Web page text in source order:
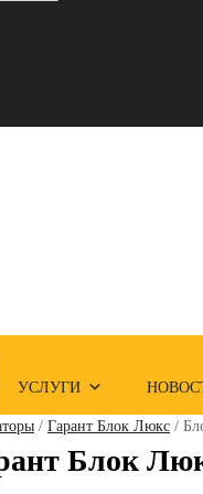
УСЛУГИ
/ Гарант Блок Люкс /
Блок